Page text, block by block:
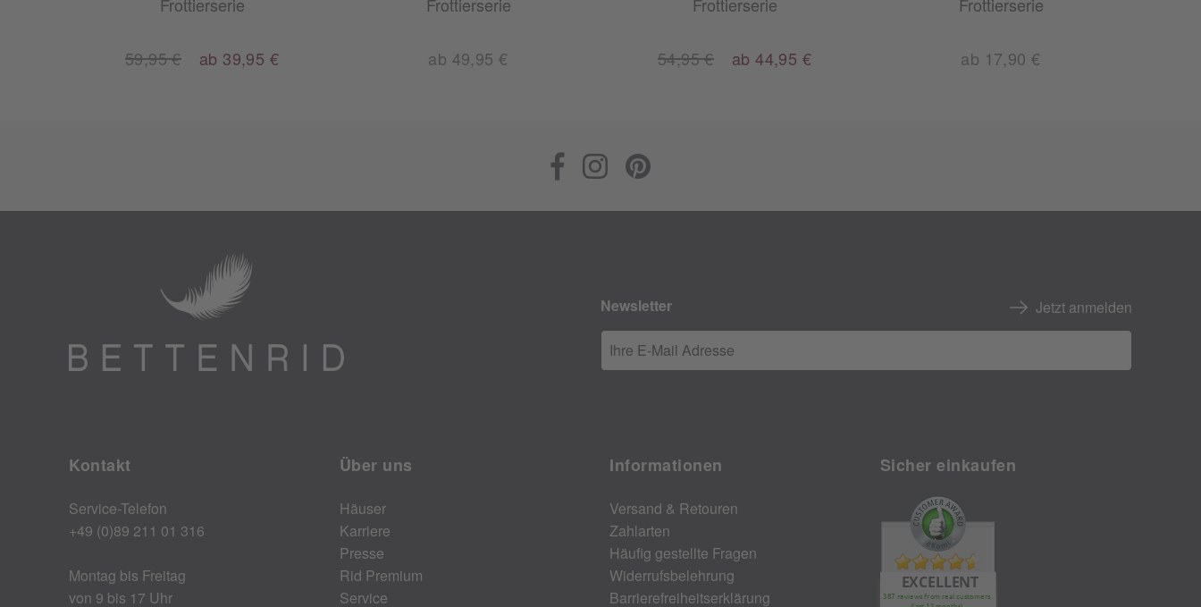
59,95 € ab 39,95 € ab 49,95 € 54,95 € ab 44,95 € ab 17,90 €
Newsletter Jetzt anmelden
Ihre E-Mail Adresse
Kontakt
Service-Telefon
+49 (0)89 211 01 316
Montag bis Freitag
von 9 bis 17 Uhr
Über uns
Häuser
Karriere
Presse
Rid Premium
Service
Informationen
Versand & Retouren
Zahlarten
Häufig gestellte Fragen
Widerrufsbelehrung
Barrierefreiheitserklärung
Sicher einkaufen
EXCELLENT
387 reviews from real customers